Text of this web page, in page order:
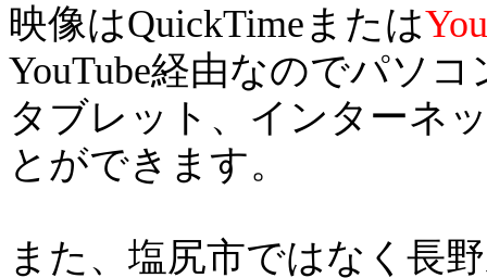
映像はQuickTimeまたは
YouTube経由なのでパソ
タブレット、インターネ
とができます。
また、塩尻市ではなく長